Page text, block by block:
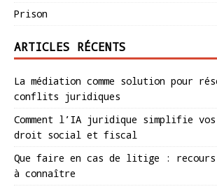
Prison
ARTICLES RÉCENTS
La médiation comme solution pour
conflits juridiques
Comment l’IA juridique simplifie
droit social et fiscal
Que faire en cas de litige : recours
à connaître